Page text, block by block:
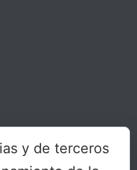
y de terceros